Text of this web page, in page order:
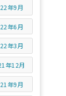
年9月
年6月
年3月
年12月
年9月